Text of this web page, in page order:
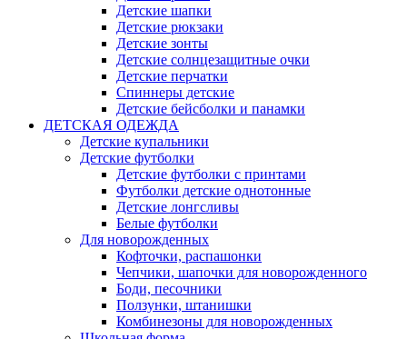
Детские шапки
Детские рюкзаки
Детские зонты
Детские солнцезащитные очки
Детские перчатки
Спиннеры детские
Детские бейсболки и панамки
ДЕТСКАЯ ОДЕЖДА
Детские купальники
Детские футболки
Детские футболки с принтами
Футболки детские однотонные
Детские лонгсливы
Белые футболки
Для новорожденных
Кофточки, распашонки
Чепчики, шапочки для новорожденного
Боди, песочники
Ползунки, штанишки
Комбинезоны для новорожденных